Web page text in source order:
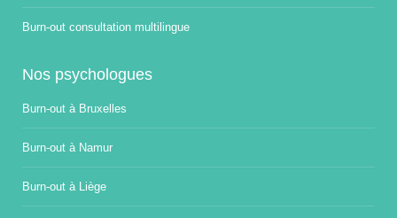
Burn-out consultation multilingue
Nos psychologues
Burn-out à Bruxelles
Burn-out à Namur
Burn-out à Liège